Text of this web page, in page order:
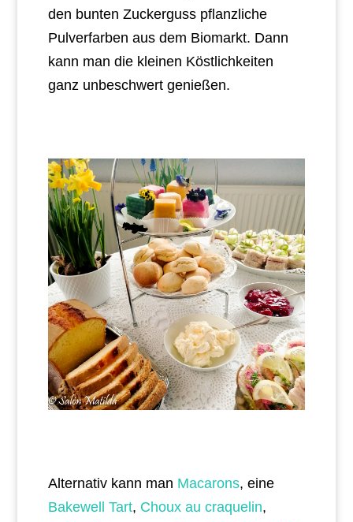
den bunten Zuckerguss pflanzliche
Pulverfarben aus dem Biomarkt. Dann
kann man die kleinen Köstlichkeiten
ganz unbeschwert genießen.
Alternativ kann man Macarons, eine
Bakewell Tart, Choux au craquelin,